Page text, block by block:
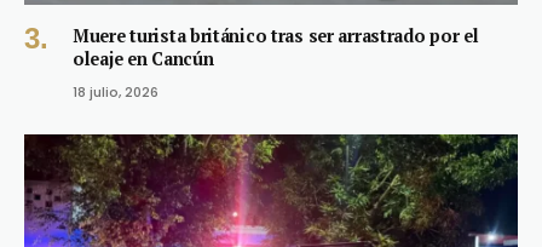
Muere turista británico tras ser arrastrado por el
oleaje en Cancún
18 julio, 2026